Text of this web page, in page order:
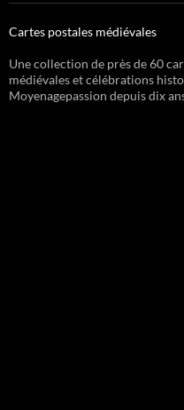
Cartes postales médiévales
Une collection de près de 60
médiévales et célébrations
Moyenagepassion depuis dix